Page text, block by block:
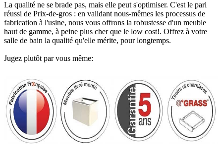
La qualité ne se brade pas, mais elle peut s'optimiser. C'est le pari
réussi de Prix-de-gros : en validant nous-mêmes les processus de
fabrication à l'usine, nous vous offrons la robustesse d'un meuble
haut de gamme, à peine plus cher que le low cost!. Offrez à votre
salle de bain la qualité qu'elle mérite, pour longtemps.
Jugez plutôt par vous même: